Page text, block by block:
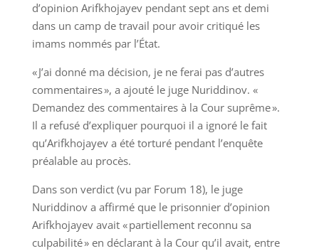
d’opinion Arifkhojayev pendant sept ans et demi
dans un camp de travail pour avoir critiqué les
imams nommés par l’État.
« J’ai donné ma décision, je ne ferai pas d’autres
commentaires », a ajouté le juge Nuriddinov. «
Demandez des commentaires à la Cour suprême ».
Il a refusé d’expliquer pourquoi il a ignoré le fait
qu’Arifkhojayev a été torturé pendant l’enquête
préalable au procès.
Dans son verdict (vu par Forum 18), le juge
Nuriddinov a affirmé que le prisonnier d’opinion
Arifkhojayev avait « partiellement reconnu sa
culpabilité » en déclarant à la Cour qu’il avait, entre